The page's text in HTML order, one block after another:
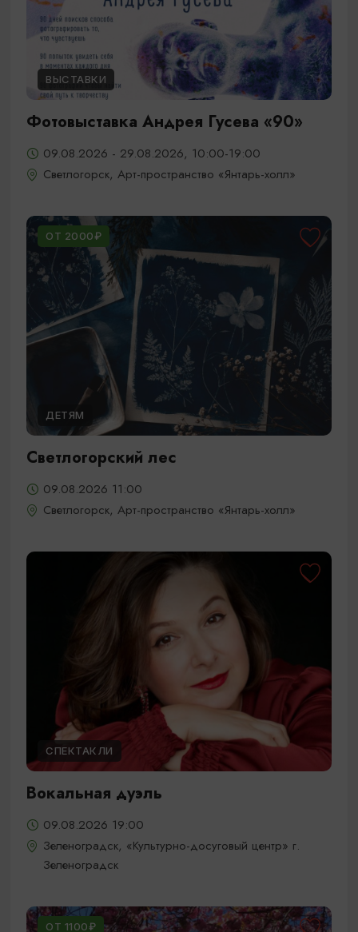
ВЫСТАВКИ
Фотовыставка Андрея Гусева «90»
09.08.2026 - 29.08.2026, 10:00-19:00
Светлогорск, Арт-пространство «Янтарь-холл»
ОТ 2000₽
ДЕТЯМ
Светлогорский лес
09.08.2026 11:00
Светлогорск, Арт-пространство «Янтарь-холл»
СПЕКТАКЛИ
Вокальная дуэль
09.08.2026 19:00
Зеленоградск, «Культурно-досуговый центр» г.
Зеленоградск
ОТ 1100₽